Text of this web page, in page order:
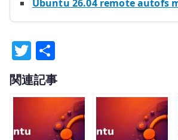
Ubuntu 26.04 remote autofs
T
w
it
r
有
関連記事